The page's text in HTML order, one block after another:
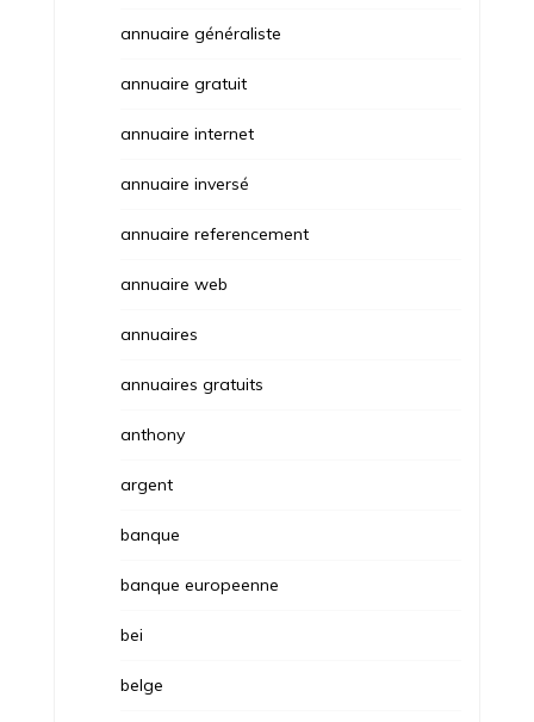
annuaire généraliste
annuaire gratuit
annuaire internet
annuaire inversé
annuaire referencement
annuaire web
annuaires
annuaires gratuits
anthony
argent
banque
banque europeenne
bei
belge